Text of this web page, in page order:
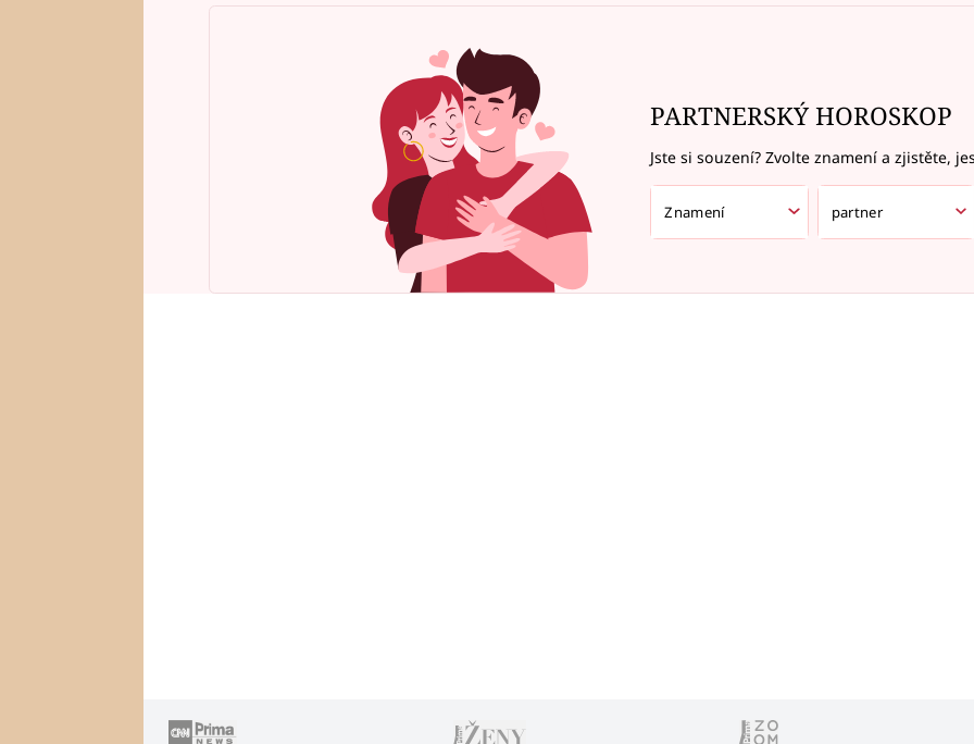
PARTNERSKÝ HOROSKOP
Jste si souzení? Zvolte znamení a zjistěte,